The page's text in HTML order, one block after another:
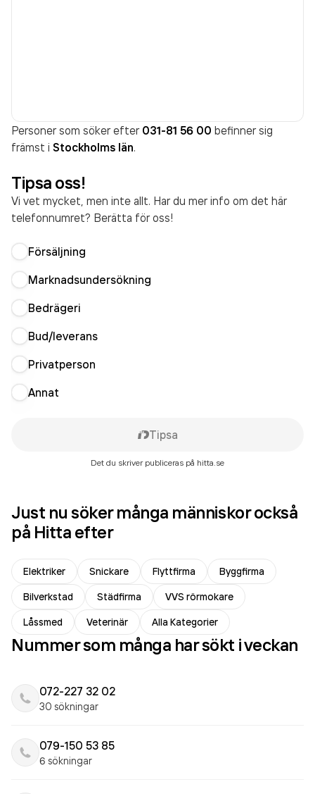
Personer som söker efter 031-81 56 00 befinner sig
främst i Stockholms län.
Tipsa oss!
Vi vet mycket, men inte allt. Har du mer info om det här
telefonnumret? Berätta för oss!
Försäljning
Marknadsundersökning
Bedrägeri
Bud/leverans
Privatperson
Annat
Tipsa
Det du skriver publiceras på hitta.se
Just nu söker många människor också
på Hitta efter
Elektriker Snickare Flyttfirma
Byggfirma
Bilverkstad
Städfirma
VVS rörmokare
Låssmed
Veterinär Alla Kategorier
Nummer som många har sökt i veckan
072-227 32 02
30 sökningar
079-150 53 85
6 sökningar